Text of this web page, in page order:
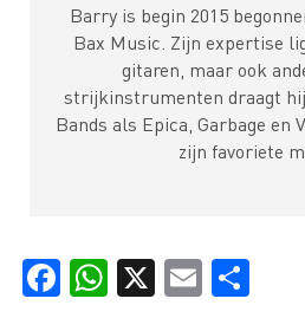
Barry is begin 2015
Bax Music. Zijn expertise
gitaren, maar ook
strijkinstrumenten draagt
Bands als Epica, Garbage en
zijn favoriete
FacebookWhatsApp Email